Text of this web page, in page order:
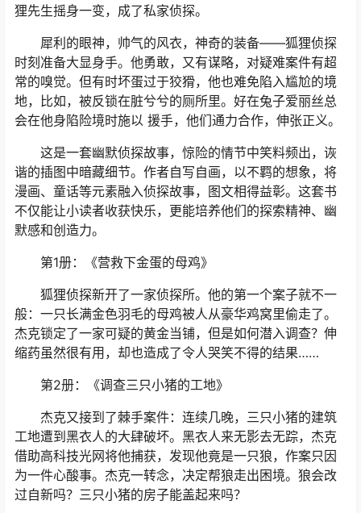
狸先生摇身一变，成了私家侦探。
犀利的眼神，帅气的风衣，神奇的装备——狐狸侦探
时刻准备大显身手。他勇敢，又有谋略，对疑难案件有超
常的嗅觉。但有时坏蛋过于狡猾，他也难免陷入尴尬的境
地，比如，被反锁在脏兮兮的厕所里。好在兔子爱丽丝总
会在他身陷险境时施以 援手，他们通力合作，伸张正义。
这是一套幽默侦探故事，惊险的情节中笑料频出，诙
谐的插图中暗藏细节。作者自写自画，以不羁的想象，将
漫画、童话等元素融入侦探故事，图文相得益彰。这套书
不仅能让小读者收获快乐，更能培养他们的探索精神、幽
默感和创造力。
第1册：《营救下金蛋的母鸡》
狐狸侦探新开了一家侦探所。他的第一个案子就不一
般：一只长满金色羽毛的母鸡被人从豪华鸡窝里偷走了。
杰克锁定了一家可疑的黄金当铺，但是如何潜入调查？伸
缩药虽然很有用，却也造成了令人哭笑不得的结果……
第2册：《调查三只小猪的工地》
杰克又接到了棘手案件：连续几晚，三只小猪的建筑
工地遭到黑衣人的大肆破坏。黑衣人来无影去无踪，杰克
借助高科技光网将他捕获，发现他竟是一只狼，作案只因
为一件心酸事。杰克一转念，决定帮狼走出困境。狼会改
过自新吗？三只小猪的房子能盖起来吗？